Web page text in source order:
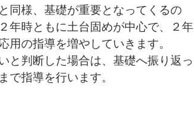
同様、基礎が重要となってくるの
年時ともに土台固めが中心で、２年
用の指導を増やしていきます。
と判断した場合は、基礎へ振り返っ
で指導を行います。